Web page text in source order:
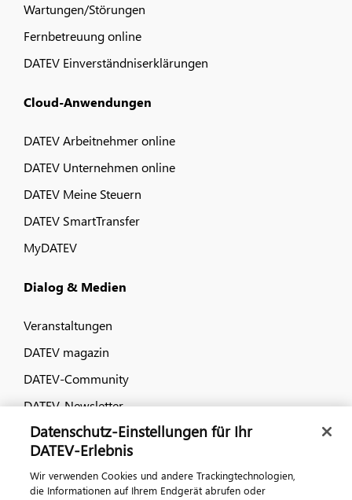
Wartungen/Störungen
Fernbetreuung online
DATEV Einverständniserklärungen
Cloud-Anwendungen
DATEV Arbeitnehmer online
DATEV Unternehmen online
DATEV Meine Steuern
DATEV SmartTransfer
MyDATEV
Dialog & Medien
Veranstaltungen
DATEV magazin
DATEV-Community
DATEV-Newsletter
Kontaktieren Sie uns
Datenschutz-Einstellungen für Ihr
DATEV-Erlebnis
Wir verwenden Cookies und andere Trackingtechnologien,
die Informationen auf Ihrem Endgerät abrufen oder